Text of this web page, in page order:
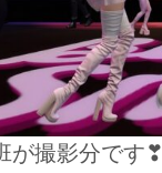
が撮影分です❣